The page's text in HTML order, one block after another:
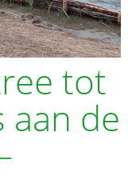
tot
aan de